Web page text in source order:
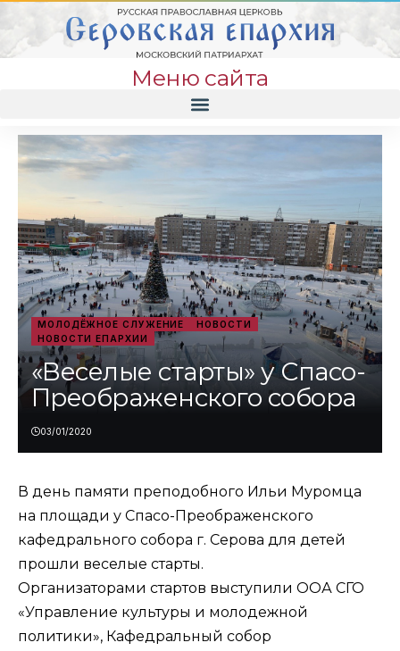
Меню сайта
МОЛОДЁЖНОЕ СЛУЖЕНИЕ
НОВОСТИ
НОВОСТИ ЕПАРХИИ
«Веселые старты» у Спасо-
Преображенского собора
03/01/2020
В день памяти преподобного Ильи Муромца
на площади у Спасо-Преображенского
кафедрального собора г. Серова для детей
прошли веселые старты.
Организаторами стартов выступили ООА СГО
«Управление культуры и молодежной
политики», Кафедральный собор